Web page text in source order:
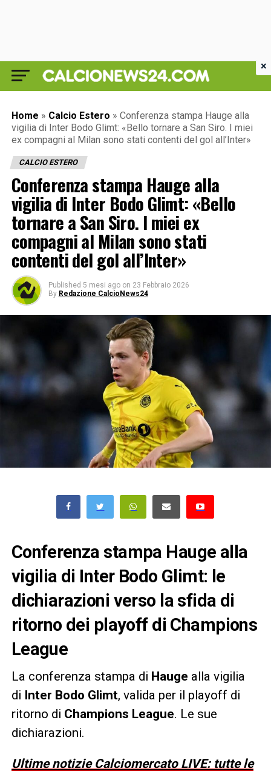
Home » Calcio Estero » Conferenza stampa Hauge alla
vigilia di Inter Bodo Glimt: «Bello tornare a San Siro. I miei
ex compagni al Milan sono stati contenti del gol all’Inter»
CALCIO ESTERO
Conferenza stampa Hauge alla
vigilia di Inter Bodo Glimt: «Bello
tornare a San Siro. I miei ex
compagni al Milan sono stati
contenti del gol all’Inter»
Published 5 mesi ago on 23 Febbraio 2026
By Redazione CalcioNews24
Conferenza stampa Hauge alla
vigilia di Inter Bodo Glimt: le
dichiarazioni verso la sfida di
ritorno dei playoff di Champions
League
La conferenza stampa di Hauge alla vigilia
di Inter Bodo Glimt, valida per il playoff di
ritorno di Champions League. Le sue
dichiarazioni.
Ultime notizie Calciomercato LIVE: tutte le
×